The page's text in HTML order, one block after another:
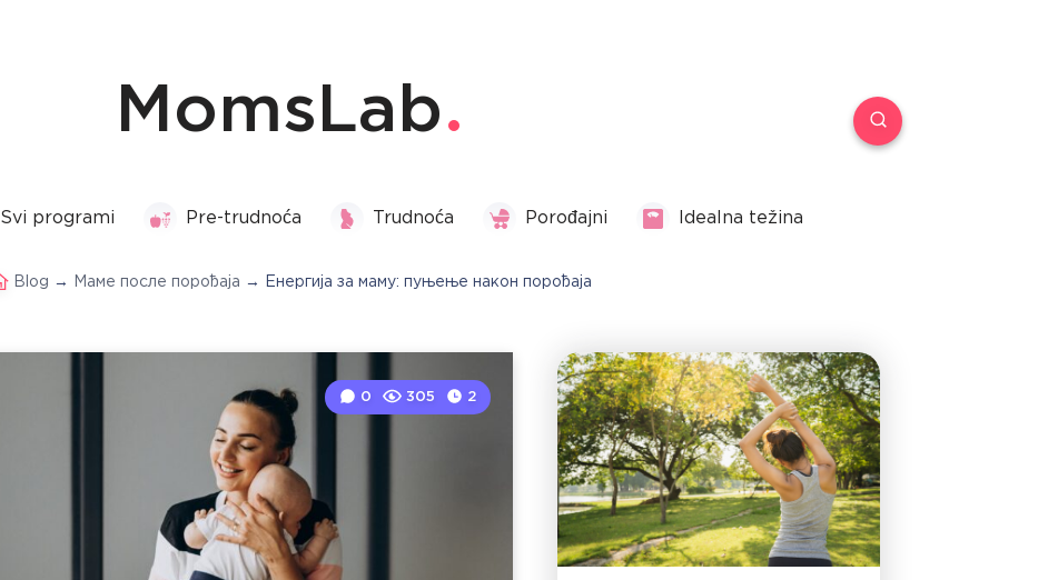
MomsLab
Svi programi Pre-trudnoća Trudnoća Porođajni Idealna težina
Blog → Маме после порођаја → Енергија за маму: пуњење након порођаја
0 305 2